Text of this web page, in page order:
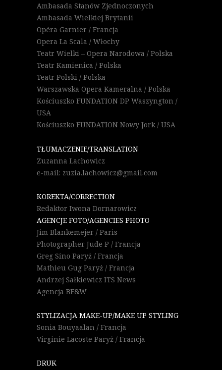
Ambasada Stanów Zjednoczonych
Ambasada Wielkiej Brytanii
Opéra Garnier / Francja
Opera La Scala / Włochy
Teatr Wielki – Opera Narodowa / Polska
Teatr Kamienica / Polska
Teatr Polski / Polska
Warszawska Opera Kameralna / Polska
Kościuszko FUNDATION DP Waszyngton /
USA
Kościuszko FUNDATION Nowy Jork / USA
TŁUMACZENIE/TRANSLATION
Zuzanna Lachowicz
e-mail: zuzia.lachowicz@gmail.com
KOREKTA/CORRECTION
Redaktor Iwona Dornarowicz
AGENCJE FOTO/AGENCIES PHOTO
Jim Blankemejer / Paris
Photographer Jude P / Francja
Greg Sino Paryż / Francja
Mathieu Gug Paryż / Francja
Andrzej Sałkiewicz ITS News
Agencja BE&W
STYLIZACJA MAKE-UP/MAKE UP STYLING
Sonia Bouyaalan / Francja
Virginie Lacoste Paryż / Francja
DRUK